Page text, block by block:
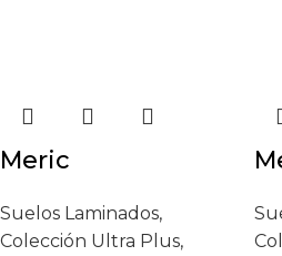
Meric
Suelos Laminados,
Colección Ultra Plus,